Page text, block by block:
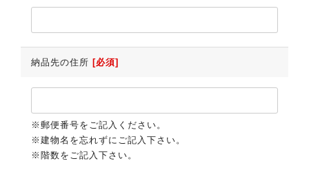
納品先の住所 [必須]
※郵便番号をご記入ください。
※建物名を忘れずにご記入下さい。
※階数をご記入下さい。